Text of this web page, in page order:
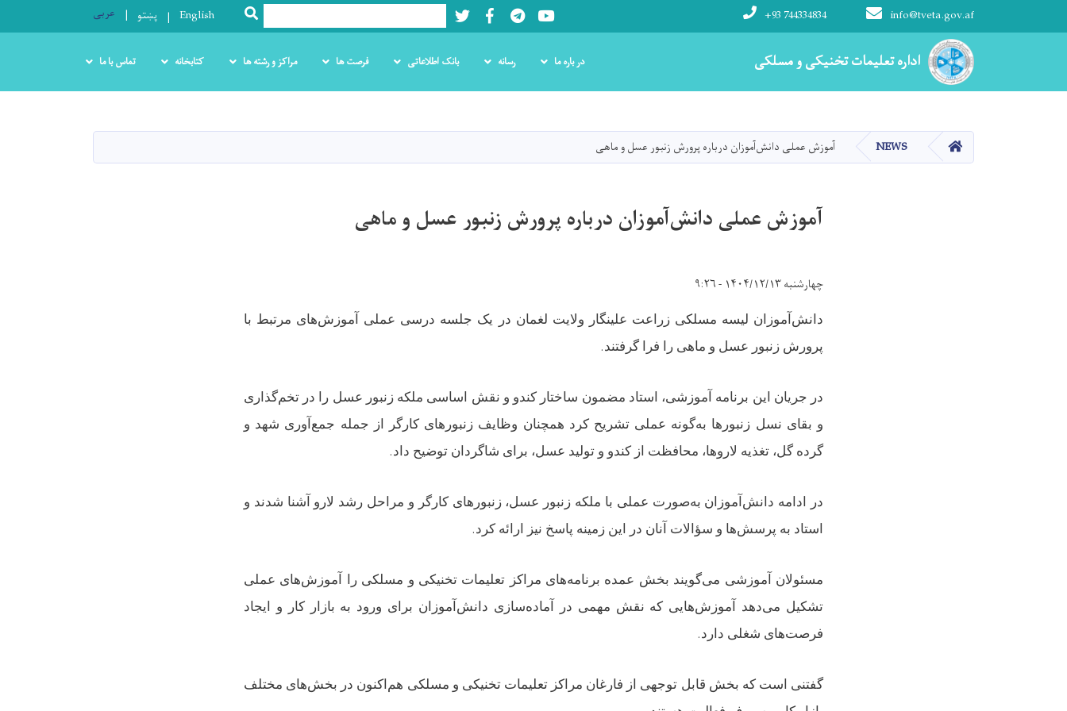
content
اداره تعلیمات تخنیکی و مسلکی
info@tveta.gov.af
+93 744334834
Youtube
LinkedIn
Facebook
Twitter
Search
SEARCH
English پښتو عربی
Main navigation
اداره تعلیمات تخنیکی و مسلکی در باره ما رسانه بانک اطلاعاتی فرصت ها مراکز و رشته ها کتابخانه تماس با ما
HOME
NEWS آموزش عملی دانش‌آموزان درباره پرورش زنبور عسل و ماهی
آموزش عملی دانش‌آموزان درباره پرورش زنبور عسل و ماهی
چهارشنبه ۱۴۰۴/۱۲/۱۳ - ۹:۲۶
دانش‌آموزان لیسه مسلکی زراعت علینگار ولایت لغمان در یک جلسه درسی عملی آموزش‌های مرتبط با
پرورش زنبور عسل و ماهی را فرا گرفتند.
در جریان این برنامه آموزشی، استاد مضمون ساختار کندو و نقش اساسی ملکه زنبور عسل را در تخم‌گذاری
و بقای نسل زنبورها به‌گونه عملی تشریح کرد همچنان وظایف زنبورهای کارگر از جمله جمع‌آوری شهد و
گرده گل، تغذیه لاروها، محافظت از کندو و تولید عسل، برای شاگردان توضیح داد.
در ادامه دانش‌آموزان به‌صورت عملی با ملکه زنبور عسل، زنبورهای کارگر و مراحل رشد لارو آشنا شدند و
استاد به پرسش‌ها و سؤالات آنان در این زمینه پاسخ نیز ارائه کرد.
مسئولان آموزشی می‌گویند بخش عمده برنامه‌های مراکز تعلیمات تخنیکی و مسلکی را آموزش‌های عملی
تشکیل می‌دهد آموزش‌هایی که نقش مهمی در آماده‌سازی دانش‌آموزان برای ورود به بازار کار و ایجاد
فرصت‌های شغلی دارد.
گفتنی است که بخش قابل توجهی از فارغان مراکز تعلیمات تخنیکی و مسلکی هم‌اکنون در بخش‌های مختلف